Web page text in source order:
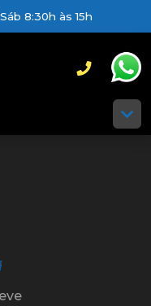
8:30h às 15h